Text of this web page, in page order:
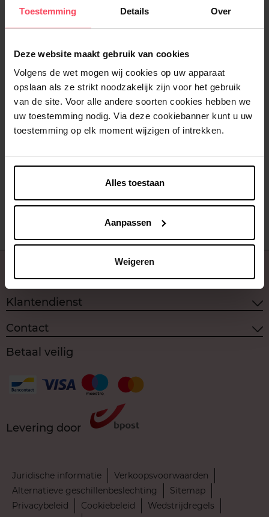
Toestemming Details Over
Deze website maakt gebruik van cookies
Volgens de wet mogen wij cookies op uw apparaat
opslaan als ze strikt noodzakelijk zijn voor het gebruik
van de site. Voor alle andere soorten cookies hebben we
uw toestemming nodig. Via deze cookiebanner kunt u uw
toestemming op elk moment wijzigen of intrekken.
Alles toestaan
Aanpassen
Weigeren
PARISSA
Parissa Legs & Body Wax
Wasstrips
€ 14,99
Over ons
Klantendienst
Contact
Betaal veilig
Levering door
Juridische informatie
Verkoopsvoorwaarden
Alternatieve geschillenbeslechting
Sitemap
Privacybeleid
Cookiebeleid
Wedstrijdregels